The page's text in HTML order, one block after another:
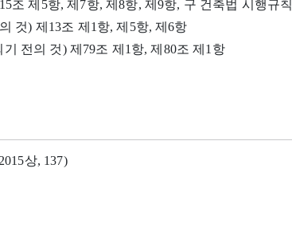
조 제5항, 제7항, 제8항, 제9항, 구 건축법 시행규칙
것) 제13조 제1항, 제5항, 제6항
전의 것) 제79조 제1항, 제80조 제1항
상, 137)